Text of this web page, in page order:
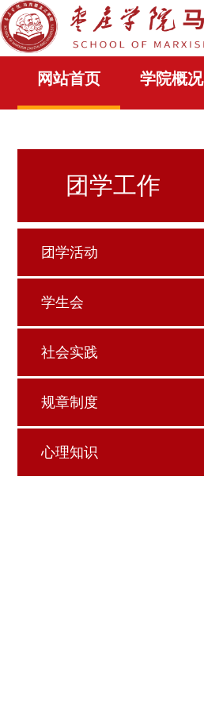
网站首页 学院概况
团学工作
团学活动
学生会
社会实践
规章制度
心理知识